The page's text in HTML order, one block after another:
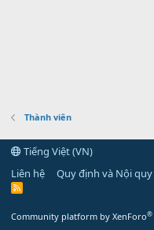
Thành viên
Tiếng Việt (VN)
Liên hệ
Quy định và Nội quy
R
Community platform by XenForo®